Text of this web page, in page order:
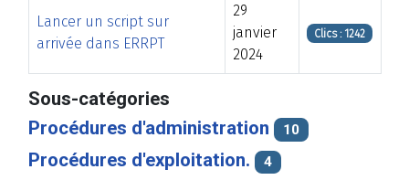
Lancer un script sur
arrivée dans ERRPT
29
janvier
2024
Clics : 1242
Sous-catégories
Procédures d'administration
10
Procédures d'exploitation. 4